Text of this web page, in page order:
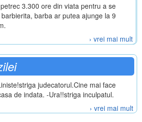
3.300 ore din viata pentru a se
barba ar putea ajunge la 9
› vrei mai mult
judecatorul.Cine mai face
de indata. -Ura!!striga inculpatul.
› vrei mai mult